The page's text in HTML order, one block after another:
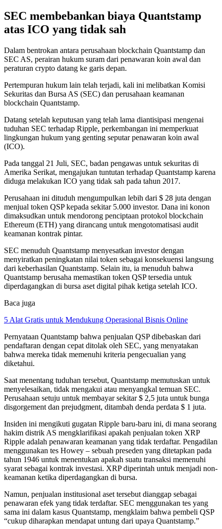
SEC membebankan biaya Quantstamp
atas ICO yang tidak sah
Dalam bentrokan antara perusahaan blockchain Quantstamp dan
SEC AS, perairan hukum suram dari penawaran koin awal dan
peraturan crypto datang ke garis depan.
Pertempuran hukum lain telah terjadi, kali ini melibatkan Komisi
Sekuritas dan Bursa AS (SEC) dan perusahaan keamanan
blockchain Quantstamp.
Datang setelah keputusan yang telah lama diantisipasi mengenai
tuduhan SEC terhadap Ripple, perkembangan ini memperkuat
lingkungan hukum yang genting seputar penawaran koin awal
(ICO).
Pada tanggal 21 Juli, SEC, badan pengawas untuk sekuritas di
Amerika Serikat, mengajukan tuntutan terhadap Quantstamp karena
diduga melakukan ICO yang tidak sah pada tahun 2017.
Perusahaan ini dituduh mengumpulkan lebih dari $ 28 juta dengan
menjual token QSP kepada sekitar 5.000 investor. Dana ini konon
dimaksudkan untuk mendorong penciptaan protokol blockchain
Ethereum (ETH) yang dirancang untuk mengotomatisasi audit
keamanan kontrak pintar.
SEC menuduh Quantstamp menyesatkan investor dengan
menyiratkan peningkatan nilai token sebagai konsekuensi langsung
dari keberhasilan Quantstamp. Selain itu, ia menuduh bahwa
Quantstamp berusaha memastikan token QSP tersedia untuk
diperdagangkan di bursa aset digital pihak ketiga setelah ICO.
Baca juga
5 Alat Gratis untuk Mendukung Operasional Bisnis Online
Pernyataan Quantstamp bahwa penjualan QSP dibebaskan dari
pendaftaran dengan cepat ditolak oleh SEC, yang menyatakan
bahwa mereka tidak memenuhi kriteria pengecualian yang
diketahui.
Saat menentang tuduhan tersebut, Quantstamp memutuskan untuk
menyelesaikan, tidak mengakui atau menyangkal temuan SEC.
Perusahaan setuju untuk membayar sekitar $ 2,5 juta untuk bunga
disgorgement dan prejudgment, ditambah denda perdata $ 1 juta.
Insiden ini mengikuti gugatan Ripple baru-baru ini, di mana seorang
hakim distrik AS mengklarifikasi apakah penjualan token XRP
Ripple adalah penawaran keamanan yang tidak terdaftar. Pengadilan
menggunakan tes Howey – sebuah preseden yang ditetapkan pada
tahun 1946 untuk menentukan apakah suatu transaksi memenuhi
syarat sebagai kontrak investasi. XRP diperintah untuk menjadi non-
keamanan ketika diperdagangkan di bursa.
Namun, penjualan institusional aset tersebut dianggap sebagai
penawaran efek yang tidak terdaftar. SEC menggunakan tes yang
sama ini dalam kasus Quantstamp, mengklaim bahwa pembeli QSP
“cukup diharapkan mendapat untung dari upaya Quantstamp.”